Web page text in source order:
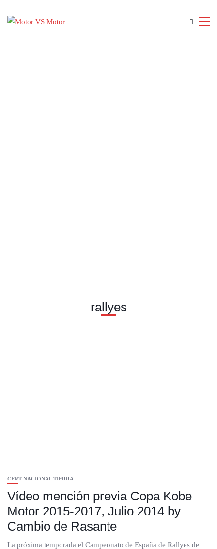
rallyes
CERT NACIONAL TIERRA
Vídeo mención previa Copa Kobe
Motor 2015-2017, Julio 2014 by
Cambio de Rasante
La próxima temporada el Campeonato de España de Rallyes de